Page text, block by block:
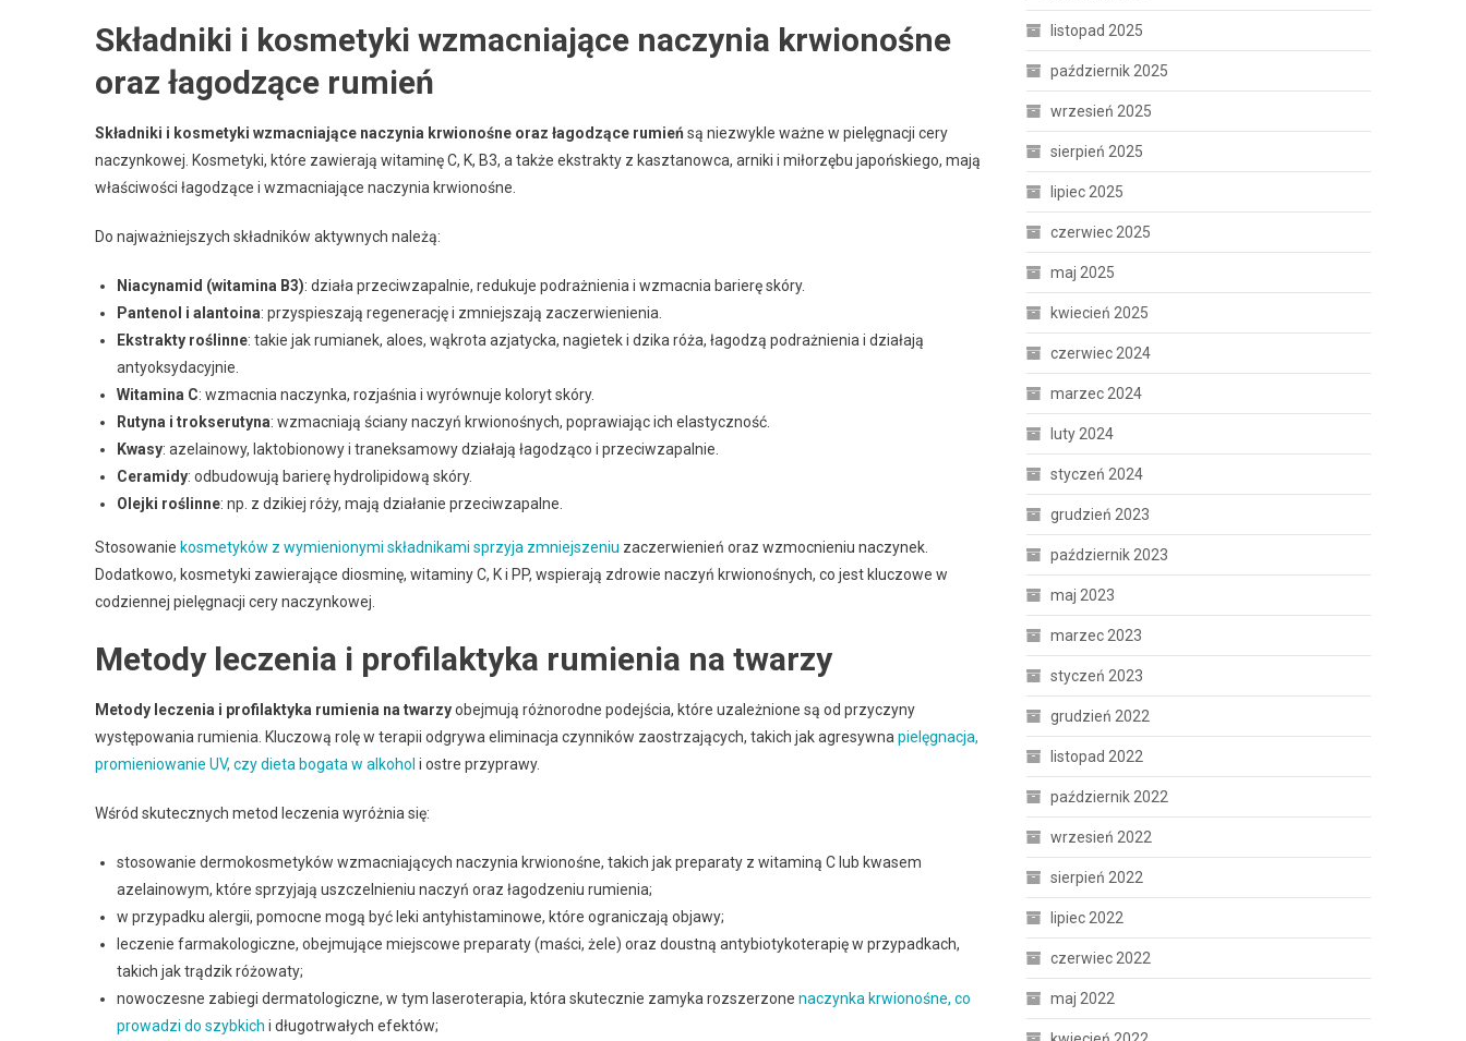
Składniki i kosmetyki wzmacniające naczynia krwionośne
oraz łagodzące rumień
Składniki i kosmetyki wzmacniające naczynia krwionośne oraz łagodzące rumień są niezwykle ważne w pielęgnacji cery
naczynkowej. Kosmetyki, które zawierają witaminę C, K, B3, a także ekstrakty z kasztanowca, arniki i miłorzębu japońskiego, mają
właściwości łagodzące i wzmacniające naczynia krwionośne.
Do najważniejszych składników aktywnych należą:
Niacynamid (witamina B3): działa przeciwzapalnie, redukuje podrażnienia i wzmacnia barierę skóry.
Pantenol i alantoina: przyspieszają regenerację i zmniejszają zaczerwienienia.
Ekstrakty roślinne: takie jak rumianek, aloes, wąkrota azjatycka, nagietek i dzika róża, łagodzą podrażnienia i działają
antyoksydacyjnie.
Witamina C: wzmacnia naczynka, rozjaśnia i wyrównuje koloryt skóry.
Rutyna i trokserutyna: wzmacniają ściany naczyń krwionośnych, poprawiając ich elastyczność.
Kwasy: azelainowy, laktobionowy i traneksamowy działają łagodząco i przeciwzapalnie.
Ceramidy: odbudowują barierę hydrolipidową skóry.
Olejki roślinne: np. z dzikiej róży, mają działanie przeciwzapalne.
Stosowanie kosmetyków z wymienionymi składnikami sprzyja zmniejszeniu zaczerwienień oraz wzmocnieniu naczynek.
Dodatkowo, kosmetyki zawierające diosminę, witaminy C, K i PP, wspierają zdrowie naczyń krwionośnych, co jest kluczowe w
codziennej pielęgnacji cery naczynkowej.
Metody leczenia i profilaktyka rumienia na twarzy
Metody leczenia i profilaktyka rumienia na twarzyobejmują różnorodne podejścia, które uzależnione są od przyczyny
występowania rumienia. Kluczową rolę w terapii odgrywa eliminacja czynników zaostrzających, takich jak agresywnapielęgnacja,
promieniowanie UV, czy dieta bogata w alkohol i ostre przyprawy.
Wśród skutecznych metod leczenia wyróżnia się:
stosowanie dermokosmetyków wzmacniających naczynia krwionośne, takich jak preparaty z witaminą C lub kwasem
azelainowym, które sprzyjają uszczelnieniu naczyń oraz łagodzeniu rumienia;
w przypadku alergii, pomocne mogą być leki antyhistaminowe, które ograniczają objawy;
leczenie farmakologiczne, obejmujące miejscowe preparaty (maści, żele) oraz doustną antybiotykoterapię w przypadkach,
takich jak trądzik różowaty;
nowoczesne zabiegi dermatologiczne, w tym laseroterapia, która skutecznie zamyka rozszerzone naczynka krwionośne, co
prowadzi do szybkich i długotrwałych efektów;
listopad 2025
październik 2025
wrzesień 2025
sierpień 2025
lipiec 2025
czerwiec 2025
maj 2025
kwiecień 2025
czerwiec 2024
marzec 2024
luty 2024
styczeń 2024
grudzień 2023
październik 2023
maj 2023
marzec 2023
styczeń 2023
grudzień 2022
listopad 2022
październik 2022
wrzesień 2022
sierpień 2022
lipiec 2022
czerwiec 2022
maj 2022